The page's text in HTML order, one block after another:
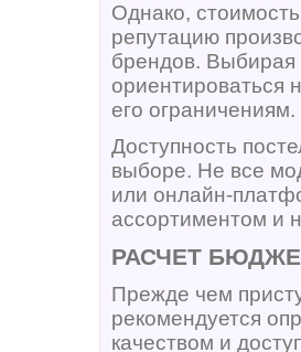
Однако,
репутацию
брендов. Выбирая
ориентироваться
его ограничениям.
Доступность
выборе. Не все
или онлайн-
ассортиментом и
РАСЧЕТ
Прежде чем
рекомендуется
качеством и